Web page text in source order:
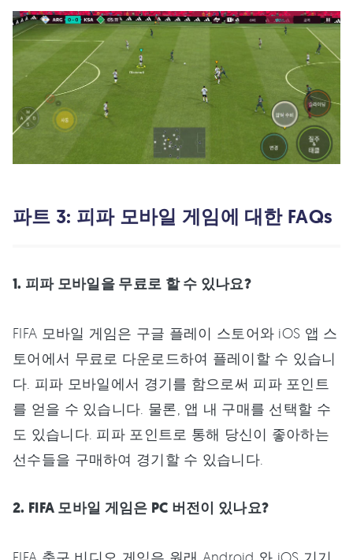
파트 3: 피파 모바일 게임에 대한 FAQs
1. 피파 모바일을 무료로 할 수 있나요?
FIFA 모바일 게임은 구글 플레이 스토어와 iOS 앱 스
토어에서 무료로 다운로드하여 플레이할 수 있습니
다. 피파 모바일에서 경기를 함으로써 피파 포인트
를 얻을 수 있습니다. 물론, 앱 내 구매를 선택할 수
도 있습니다. 피파 포인트로 통해 당신이 좋아하는
선수들을 구매하여 경기할 수 있습니다.
2. FIFA 모바일 게임은 PC 버전이 있나요?
FIFA 축구 비디오 게임은 원래 Android 와 iOS 기기